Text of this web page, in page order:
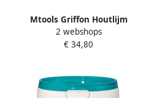
Mtools Griffon Houtlijm
VB20 Emmer 5 kg NL FR DE
|
2 webshops
€ 34,80